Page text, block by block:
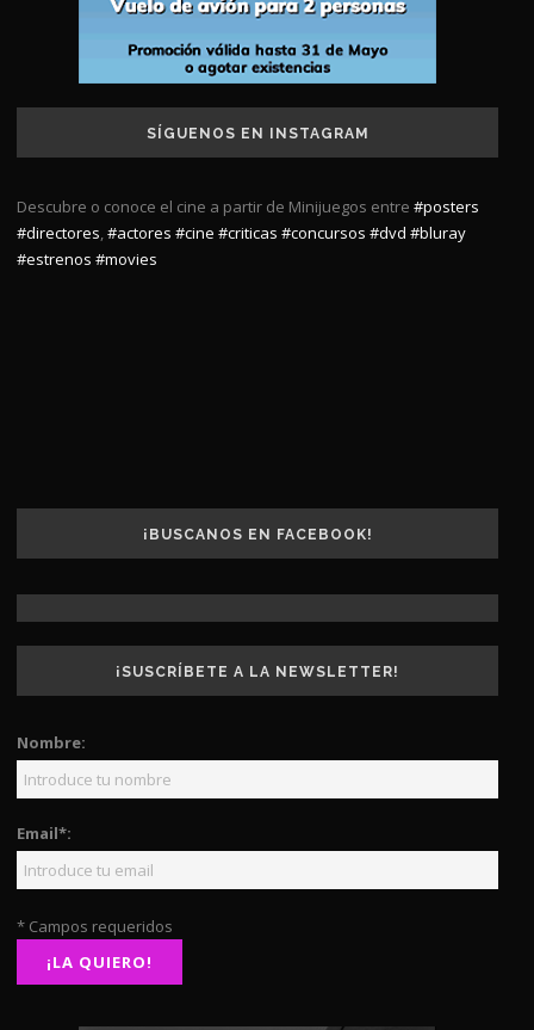
SÍGUENOS EN INSTAGRAM
Descubre o conoce el cine a partir de Minijuegos entre #posters
#directores,#actores #cine #criticas #concursos #dvd #bluray
#estrenos #movies
¡BUSCANOS EN FACEBOOK!
¡SUSCRÍBETE A LA NEWSLETTER!
Nombre:
Email*:
* Campos requeridos